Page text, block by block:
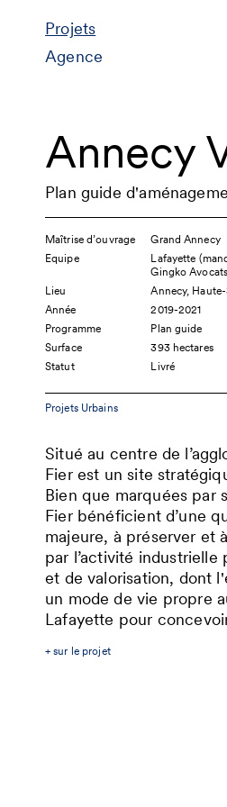
Projets
Agence
Annecy
Plan guide
Maîtrise d’ouvrage
Grand Annecy
Equipe
Lafayette
Gingko
Lieu
Annecy,
Année
2019-2021
Programme
Plan guide
Surface
393 hectares
Statut
Livré
Projets Urbains
Situé au centre de
Fier est un site
Bien que marquées par
Fier bénéficient d’une
majeure, à préserver et
par l’activité
et de valorisation, dont
un mode de vie propre
Lafayette pour
+ sur le projet